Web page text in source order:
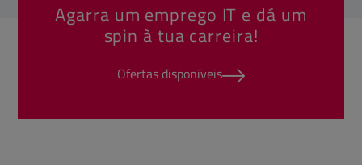
Agarra um emprego IT e dá um
spin à tua carreira!
Ofertas disponíveis